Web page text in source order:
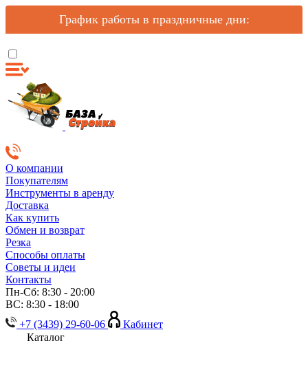
График работы в праздничные дни:
О компании
Покупателям
Инструменты в аренду
Доставка
Как купить
Обмен и возврат
Резка
Способы оплаты
Советы и идеи
Контакты
Пн-Сб: 8:30 - 20:00
ВС: 8:30 - 18:00
+7 (3439) 29-60-06
Кабинет
Каталог